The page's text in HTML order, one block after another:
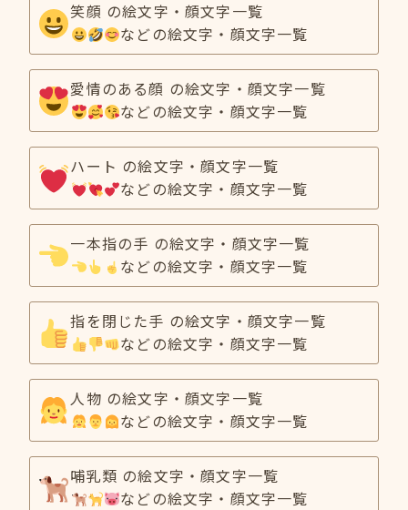
笑顔 の絵文字・顔文字一覧
などの絵文字・顔文字一覧
愛情のある顔 の絵文字・顔文字一覧
などの絵文字・顔文字一覧
ハート の絵文字・顔文字一覧
などの絵文字・顔文字一覧
一本指の手 の絵文字・顔文字一覧
などの絵文字・顔文字一覧
指を閉じた手 の絵文字・顔文字一覧
などの絵文字・顔文字一覧
人物 の絵文字・顔文字一覧
などの絵文字・顔文字一覧
哺乳類 の絵文字・顔文字一覧
などの絵文字・顔文字一覧